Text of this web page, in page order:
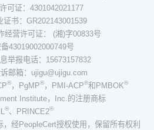
可证：4301042021177
证书：GR202143001539
经营许可证： (湘)字00833号
43019002000749号
举报电话：15673157832
邮箱：ujigu@ujigu.com
®，PgMP®，PMI-ACP®和PMBOK®
Institute，Inc.的注册商标
®、PRINCE2®
经PeopleCert授权使用，保留所有权利